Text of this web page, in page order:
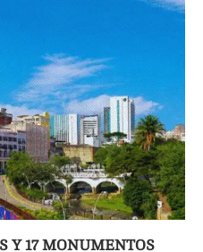
Y 17 MONUMENTOS